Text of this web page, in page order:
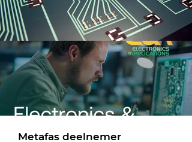
Metafas deelnemer